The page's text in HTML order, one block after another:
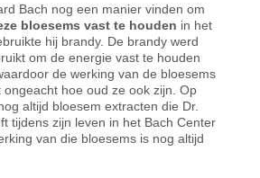
Bach nog een manier vinden om
bloesems vast te houden in het
hij brandy. De brandy werd
om de energie vast te houden
de werking van de bloesems
hoe oud ze ook zijn. Op
altijd bloesem extracten die Dr.
tijdens zijn leven in het Bach Center
van die bloesems is nog altijd